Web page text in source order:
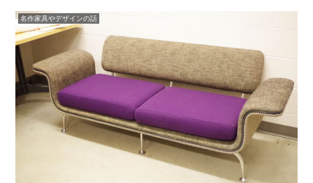
名作家具やデザインの話